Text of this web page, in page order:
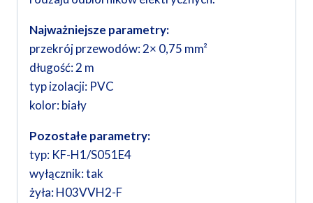
Najważniejsze parametry:
przekrój przewodów: 2× 0,75 mm²
długość: 2 m
typ izolacji: PVC
kolor: biały
Pozostałe parametry:
typ: KF-H1/S051E4
wyłącznik: tak
żyła: H03VVH2-F